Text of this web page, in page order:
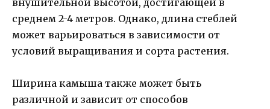
внушительной высотой, достигающей в
среднем 2-4 метров. Однако, длина стеблей
может варьироваться в зависимости от
условий выращивания и сорта растения.
Ширина камыша также может быть
различной и зависит от способов